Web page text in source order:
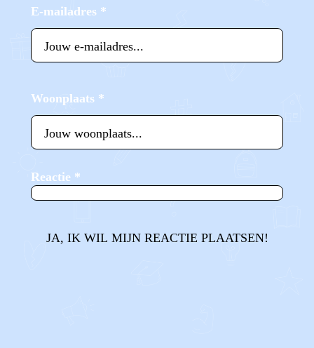
E-mailadres *
Woonplaats *
Reactie *
JA, IK WIL MIJN REACTIE PLAATSEN!